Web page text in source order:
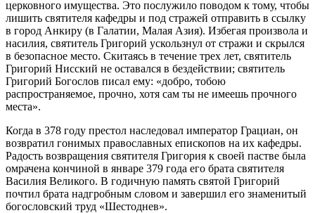
церковного имущества. Это послужило поводом к тому, чтобы
лишить святителя кафедры и под стражей отправить в ссылку
в город Анкиру (в Галатии, Малая Азия). Избегая произвола и
насилия, святитель Григорий ускользнул от стражи и скрылся
в безопасное место. Скитаясь в течение трех лет, святитель
Григорий Нисский не оставался в бездействии; святитель
Григорий Богослов писал ему: «добро, тобою
распространяемое, прочно, хотя сам ты не имеешь прочного
места».
Когда в 378 году престол наследовал император Грациан, он
возвратил гонимых православных епископов на их кафедры.
Радость возвращения святителя Григория к своей пастве была
омрачена кончиной в январе 379 года его брата святителя
Василия Великого. В годичную память святой Григорий
почтил брата надгробным словом и завершил его знаменитый
богословский труд «Шестоднев».